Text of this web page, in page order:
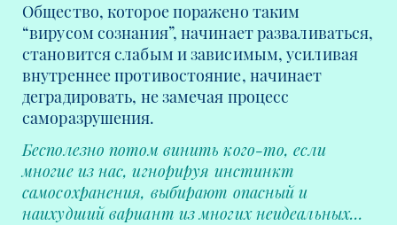
Общество, которое поражено таким
“вирусом сознания”, начинает разваливаться,
становится слабым и зависимым, усиливая
внутреннее противостояние, начинает
деградировать, не замечая процесс
саморазрушения.
Бесполезно потом винить кого-то, если
многие из нас, игнорируя инстинкт
самосохранения, выбирают опасный и
наихудший вариант из многих неидеальных…